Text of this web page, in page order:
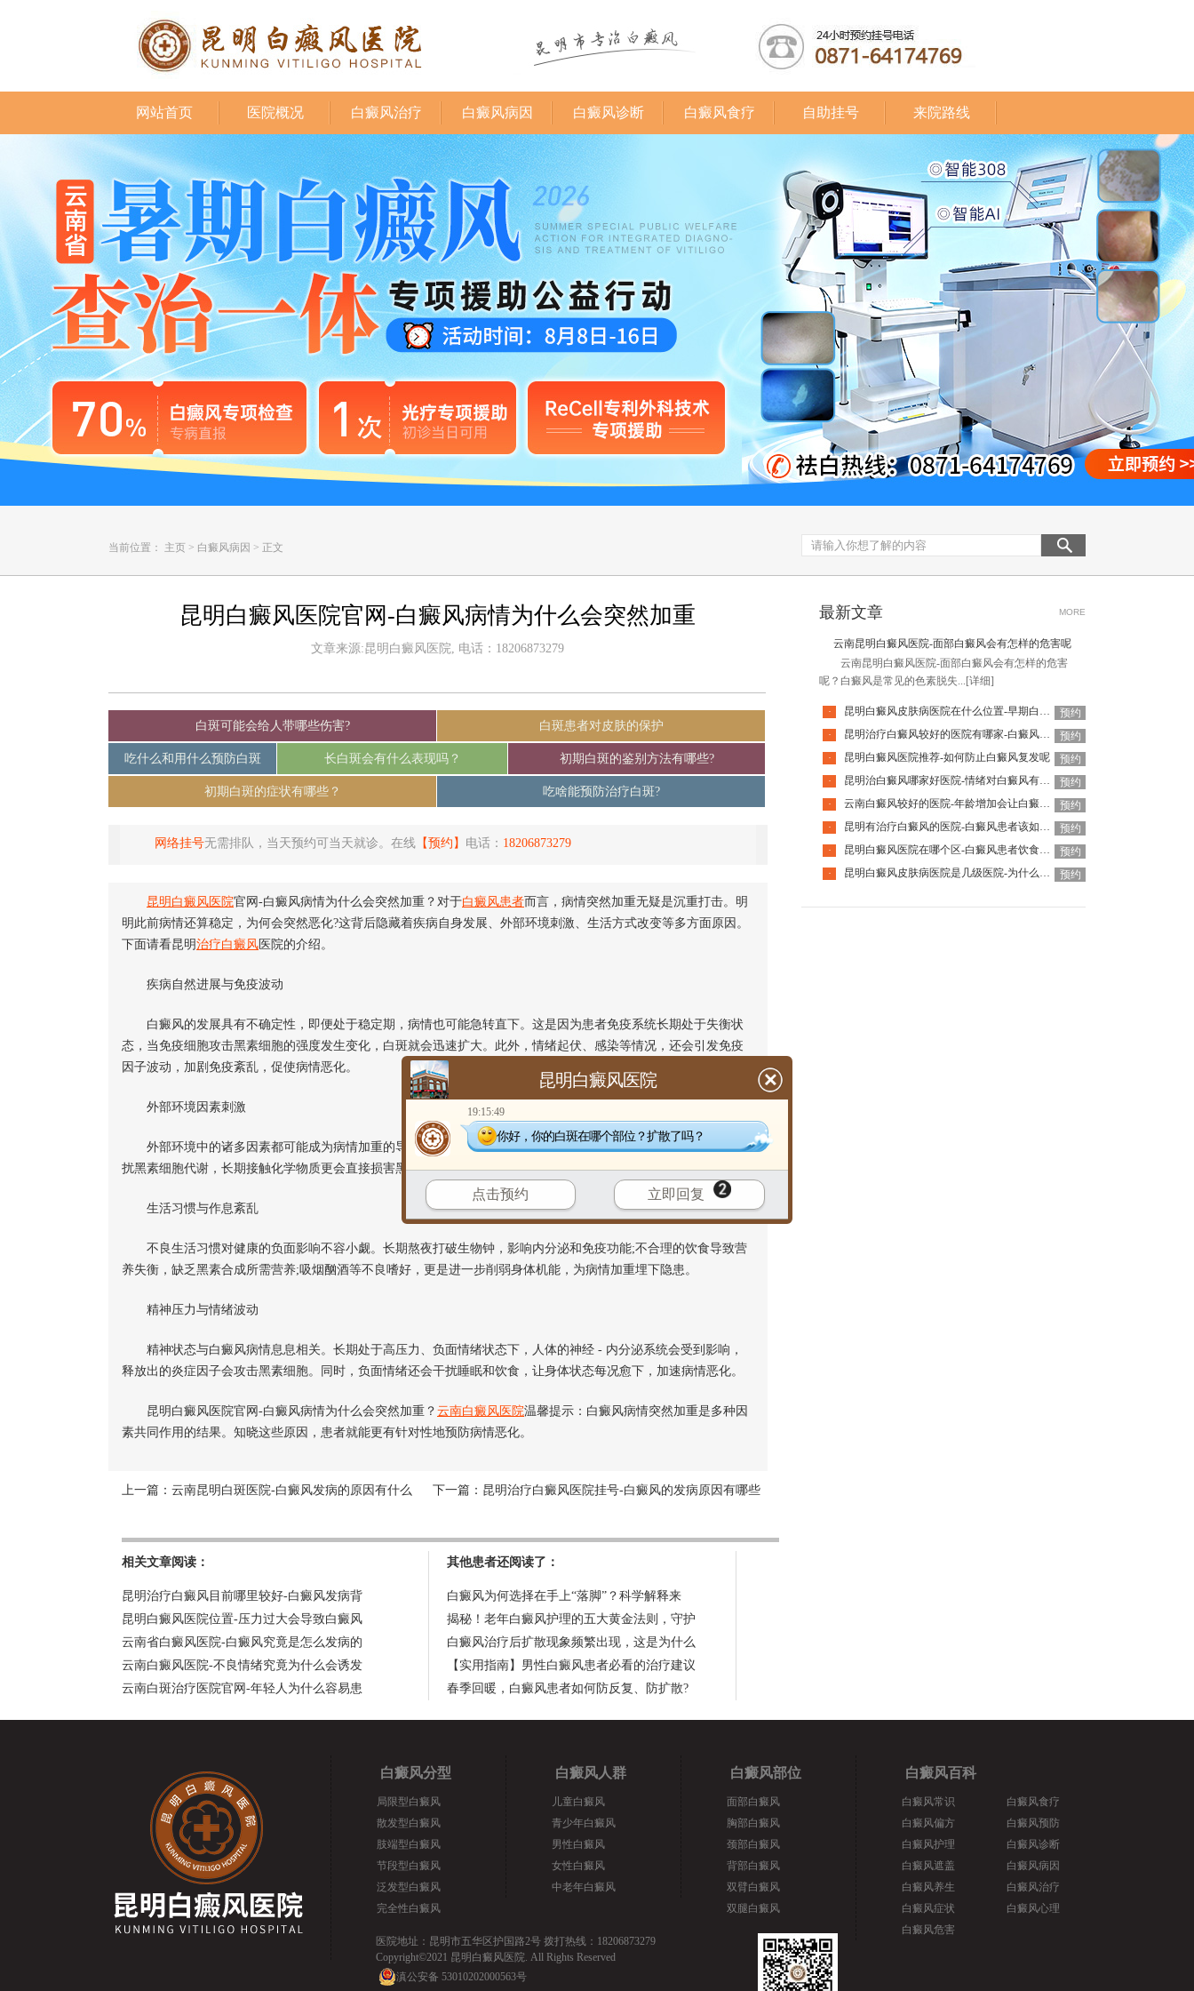
网站首页 医院概况 白癜风治疗 白癜风病因 白癜风诊断 白癜风食疗 自助挂号 来院路线
当前位置： 主页 > 白癜风病因 > 正文
昆明白癜风医院官网-白癜风病情为什么会突然加重
文章来源:昆明白癜风医院, 电话：18206873279
白斑可能会给人带哪些伤害? 白斑患者对皮肤的保护
吃什么和用什么预防白斑 长白斑会有什么表现吗？ 初期白斑的鉴别方法有哪些?
初期白斑的症状有哪些？ 吃啥能预防治疗白斑?
网络挂号无需排队，当天预约可当天就诊。在线 【预约】 电话： 18206873279
昆明白癜风医院官网-白癜风病情为什么会突然加重？对于白癜风患者而言，病情突然加重无疑是沉重打击。明
明此前病情还算稳定，为何会突然恶化?这背后隐藏着疾病自身发展、外部环境刺激、生活方式改变等多方面原因。
下面请看昆明治疗白癜风 医院的介绍。
疾病自然进展与免疫波动
白癜风的发展具有不确定性，即便处于稳定期，病情也可能急转直下。这是因为患者免疫系统长期处于失衡状
态，当免疫细胞攻击黑素细胞的强度发生变化，白斑就会迅速扩大。此外，情绪起伏、感染等情况，还会引发免疫
因子波动，加剧免疫紊乱，促使病情恶化。
外部环境因素刺激
外部环境中的诸多因素都可能成为病情加重的导火索。过度暴晒会使黑素细胞不堪重负，外伤引发的炎症会干
扰黑素细胞代谢，长期接触化学物质更会直接损害黑素细胞。这些外部刺激不断累积，更终导致病情突然加重。
生活习惯与作息紊乱
不良生活习惯对健康的负面影响不容小觑。长期熬夜打破生物钟，影响内分泌和免疫功能;不合理的饮食导致营
养失衡，缺乏黑素合成所需营养;吸烟酗酒等不良嗜好，更是进一步削弱身体机能，为病情加重埋下隐患。
精神压力与情绪波动
精神状态与白癜风病情息息相关。长期处于高压力、负面情绪状态下，人体的神经 - 内分泌系统会受到影响，
释放出的炎症因子会攻击黑素细胞。同时，负面情绪还会干扰睡眠和饮食，让身体状态每况愈下，加速病情恶化。
昆明白癜风医院官网-白癜风病情为什么会突然加重？ 云南白癜风医院温馨提示：白癜风病情突然加重是多种因
素共同作用的结果。知晓这些原因，患者就能更有针对性地预防病情恶化。
上一篇： 云南昆明白斑医院-白癜风发病的原因有什么 下一篇： 昆明治疗白癜风医院挂号-白癜风的发病原因有哪些
相关文章阅读：
昆明治疗白癜风目前哪里较好-白癜风发病背
昆明白癜风医院位置-压力过大会导致白癜风
云南省白癜风医院-白癜风究竟是怎么发病的
云南白癜风医院-不良情绪究竟为什么会诱发
云南白斑治疗医院官网-年轻人为什么容易患
其他患者还阅读了：
白癜风为何选择在手上“落脚”？科学解释来
揭秘！老年白癜风护理的五大黄金法则，守护
白癜风治疗后扩散现象频繁出现，这是为什么
【实用指南】男性白癜风患者必看的治疗建议
春季回暖，白癜风患者如何防反复、防扩散?
最新文章 MORE
云南昆明白癜风医院-面部白癜风会有怎样的危害呢
云南昆明白癜风医院-面部白癜风会有怎样的危害
呢？白癜风是常见的色素脱失... [详细]
· 昆明白癜风皮肤病医院在什么位置-早期白癜风有什么表现
预约
·
昆明治疗白癜风较好的医院有哪家-白癜风治疗需要谨记什么呢
预约
·
昆明白癜风医院推荐-如何防止白癜风复发呢
预约
·
昆明治白癜风哪家好医院-情绪对白癜风有什么影响
预约
·
云南白癜风较好的医院-年龄增加会让白癜风自己好转吗
预约
·
昆明有治疗白癜风的医院-白癜风患者该如何挑选护肤品呢
预约
·
昆明白癜风医院在哪个区-白癜风患者饮食该怎么选择
预约
·
昆明白癜风皮肤病医院是几级医院-为什么白癜风要尽早治疗 预约
白癜风分型
局限型白癜风
散发型白癜风
肢端型白癜风
节段型白癜风
泛发型白癜风
完全性白癜风
白癜风人群
儿童白癜风
青少年白癜风
男性白癜风
女性白癜风
中老年白癜风
白癜风部位
面部白癜风
胸部白癜风
颈部白癜风
背部白癜风
双臂白癜风
双腿白癜风
白癜风百科
白癜风常识
白癜风偏方
白癜风护理
白癜风遮盖
白癜风养生
白癜风症状
白癜风危害
白癜风食疗
白癜风预防
白癜风诊断
白癜风病因
白癜风治疗
白癜风心理
医院地址：昆明市五华区护国路2号 拨打热线：18206873279
Copyright©2021 昆明白癜风医院. All Rights Reserved
滇公安备 53010202000563号
昆明白癜风医院
19:15:49
你好，你的白斑在哪个部位？扩散了吗？
点击预约 立即回复